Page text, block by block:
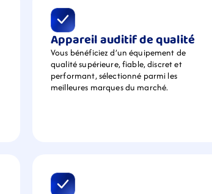
Appareil auditif de qualité
Vous bénéficiez d’un équipement de
qualité supérieure, fiable, discret et
performant, sélectionné parmi les
meilleures marques du marché.